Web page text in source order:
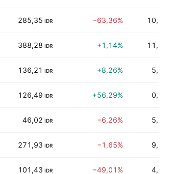
285,35 IDR −63,36% 10,54%
388,28 IDR +1,14% 11,36%
136,21 IDR +8,26% 5,95%
126,49 IDR +56,29% 0,00%
46,02 IDR −6,26% 5,00%
271,93 IDR −1,65% 9,77%
101,43 IDR −49,01% 4,71%